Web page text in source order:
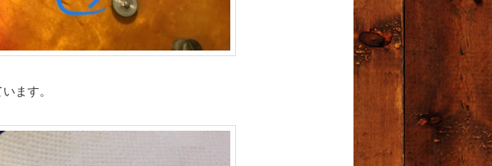
ます。